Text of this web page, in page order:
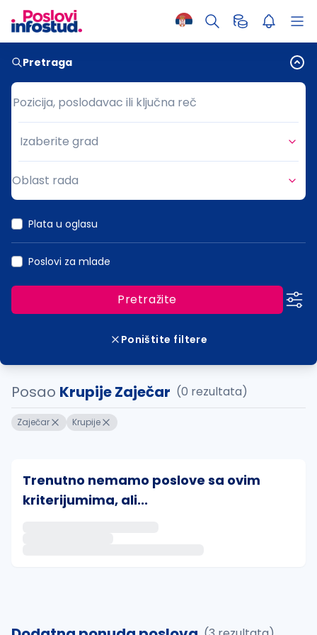
Pretraga
Pozicija, poslodavac ili ključna reč
Pozicija, poslodavac ili ključna reč
Grad
Izaberite grad
Oblast rada
Plata u oglasu
Poslovi za mlade
Pretražite
Poništite filtere
Posao Krupije Zaječar (0 rezultata)
Zaječar Krupije
Trenutno nemamo poslove sa ovim
kriterijumima, ali...